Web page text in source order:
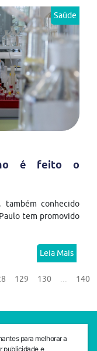
Saúde
é feito o
também conhecido
tem promovido
Leia Mais
129 130 ... 140
01503-001
para melhorar a
publicidade e